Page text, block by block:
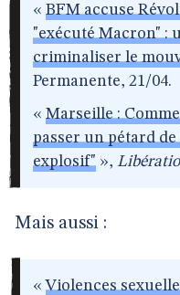
« BFM accuse
"exécuté Macron" :
criminaliser le
Permanente, 21/04.
« Marseille :
passer un pétard
explosif" »,
Mais aussi :
«Violences